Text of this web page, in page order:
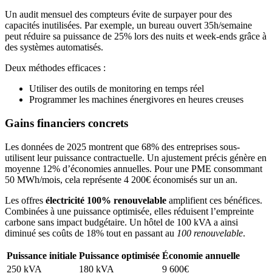
Un audit mensuel des compteurs évite de surpayer pour des
capacités inutilisées. Par exemple, un bureau ouvert 35h/semaine
peut réduire sa puissance de 25% lors des nuits et week-ends grâce à
des systèmes automatisés.
Deux méthodes efficaces :
Utiliser des outils de monitoring en temps réel
Programmer les machines énergivores en heures creuses
Gains financiers concrets
Les données de 2025 montrent que 68% des entreprises sous-
utilisent leur puissance contractuelle. Un ajustement précis génère en
moyenne 12% d’économies annuelles. Pour une PME consommant
50 MWh/mois, cela représente 4 200€ économisés sur un an.
Les offres électricité 100% renouvelable amplifient ces bénéfices.
Combinées à une puissance optimisée, elles réduisent l’empreinte
carbone sans impact budgétaire. Un hôtel de 100 kVA a ainsi
diminué ses coûts de 18% tout en passant au 100 renouvelable.
Puissance initiale Puissance optimisée Économie annuelle
250 kVA
180 kVA
9 600€